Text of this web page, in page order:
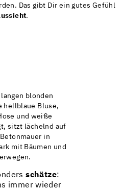
Das gibt Dir ein gutes Gefühl
.
schätze:
immer wieder